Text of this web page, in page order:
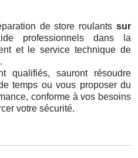
de store roulants sur
professionnels dans la
et le service technique de
.
qualifiés, sauront résoudre
temps ou vous proposer du
conforme à vos besoins
votre sécurité.